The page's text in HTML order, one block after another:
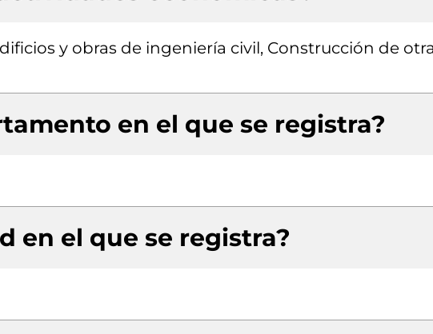
y obras de ingeniería civil, Construcción de
en el que se registra?
en el que se registra?